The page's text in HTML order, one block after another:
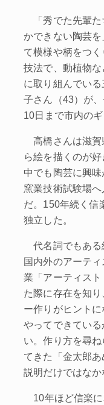
「秀でた先輩た
かできない陶芸
て模様や柄をつ
技法で、動植物
に取り組んでい
子さん（43）が
10日まで市内の
高橋さんは滋賀
ら絵を描くのが
中でも陶芸に興
窯業技術試験場
だ。150年続く信
独立した。
代名詞でもある
国内外のアーテ
業「アーティス
た際に存在を知
ー作りがヒント
やってできてい
い。作り方を尋
てきた「金太郎
説明だけではなか
10年ほど信楽に